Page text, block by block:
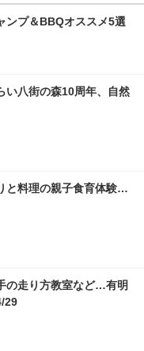
ンプ＆BBQオススメ5選
い八街の森10周年、自然
と料理の親子食育体験…
の走り方教室など…有明
29